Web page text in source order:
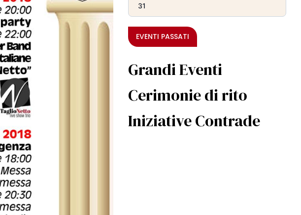
31
EVENTI PASSATI
Grandi Eventi
Cerimonie di rito
Iniziative Contrade